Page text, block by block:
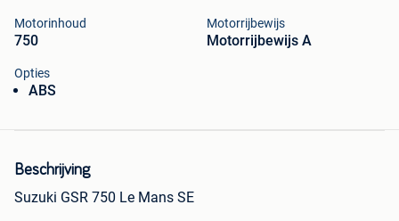
Motorinhoud
750
Motorrijbewijs
Motorrijbewijs A
Opties
ABS
Beschrijving
Suzuki GSR 750 Le Mans SE